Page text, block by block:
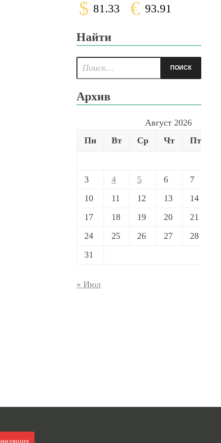
$ 81.33 € 93.91
Найти
Архив
Август 2026
Пн
Вт Ср Чт Пт
3
4 5 6 7
10
11 12 13 14
17
18 19 20 21
24
25 26 27 28
31
« Июл